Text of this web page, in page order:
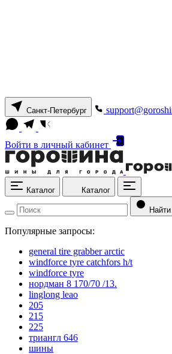
Санкт-Петербург
Войти в личный кабинет
Каталог Каталог
Найти
Популярные запросы:
general tire grabber arctic
windforce tyre catchfors h/t
windforce tyre
нордман 8 170/70 /13.
linglong leao
205
215
225
триангл 646
шины